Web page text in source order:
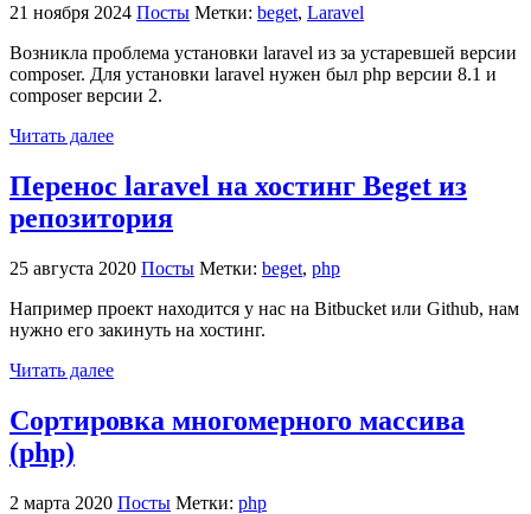
21 ноября 2024 Посты Метки: beget, Laravel
Возникла проблема установки laravel из за устаревшей версии
composer. Для установки laravel нужен был php версии 8.1 и
composer версии 2.
Читать далее
Перенос laravel на хостинг Beget из
репозитория
25 августа 2020 Посты Метки: beget, php
Например проект находится у нас на Bitbucket или Github, нам
нужно его закинуть на хостинг.
Читать далее
Сортировка многомерного массива
(php)
2 марта 2020 Посты Метки: php